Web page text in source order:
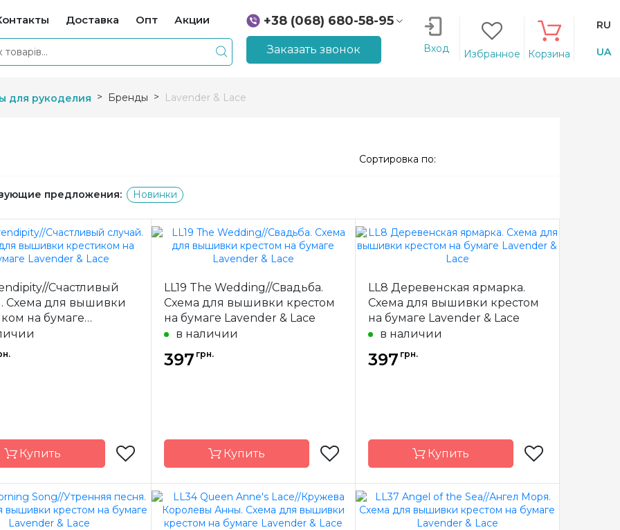
Доставка Опт Акции
+38 (068) 680-58-95
+38 (066) 207-14-90
Заказать звонок Вход Избранное Корзина
RU
UA
для рукоделия Бренды Lavender & Lace
Сортировка по:
предложения: Новинки
Счастливый
Схема для вышивки
на бумаге
& Lace
Купить
Lavender & Lace
LL19 The Wedding//Свадьба.
Схема для вышивки крестом
на бумаге Lavender & Lace
в наличии
397 грн.
Купить
Бренд
Lavender & Lace
LL8 Деревенская ярмарка.
Схема для вышивки крестом
на бумаге Lavender & Lace
в наличии
397 грн.
Купить
Lavender & Lace